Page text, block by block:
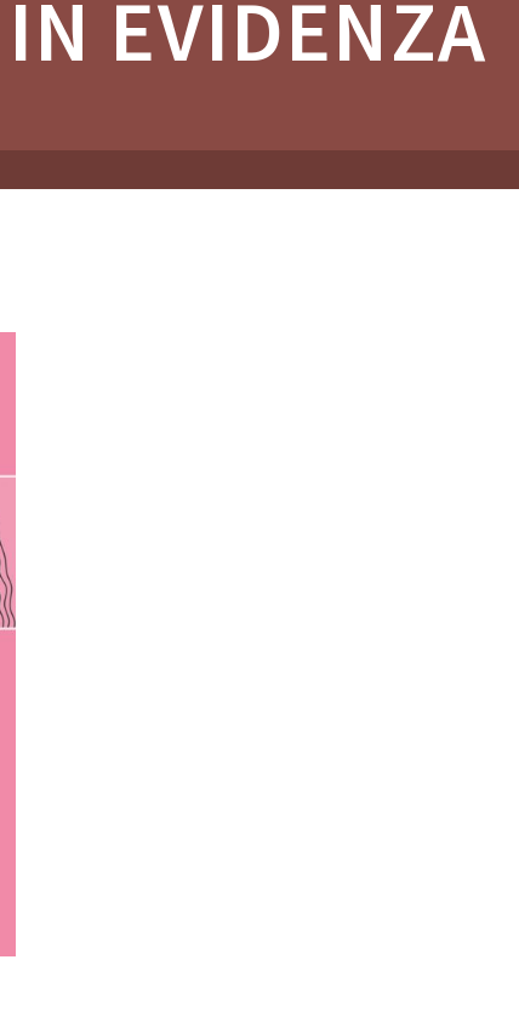
IN EVIDENZA